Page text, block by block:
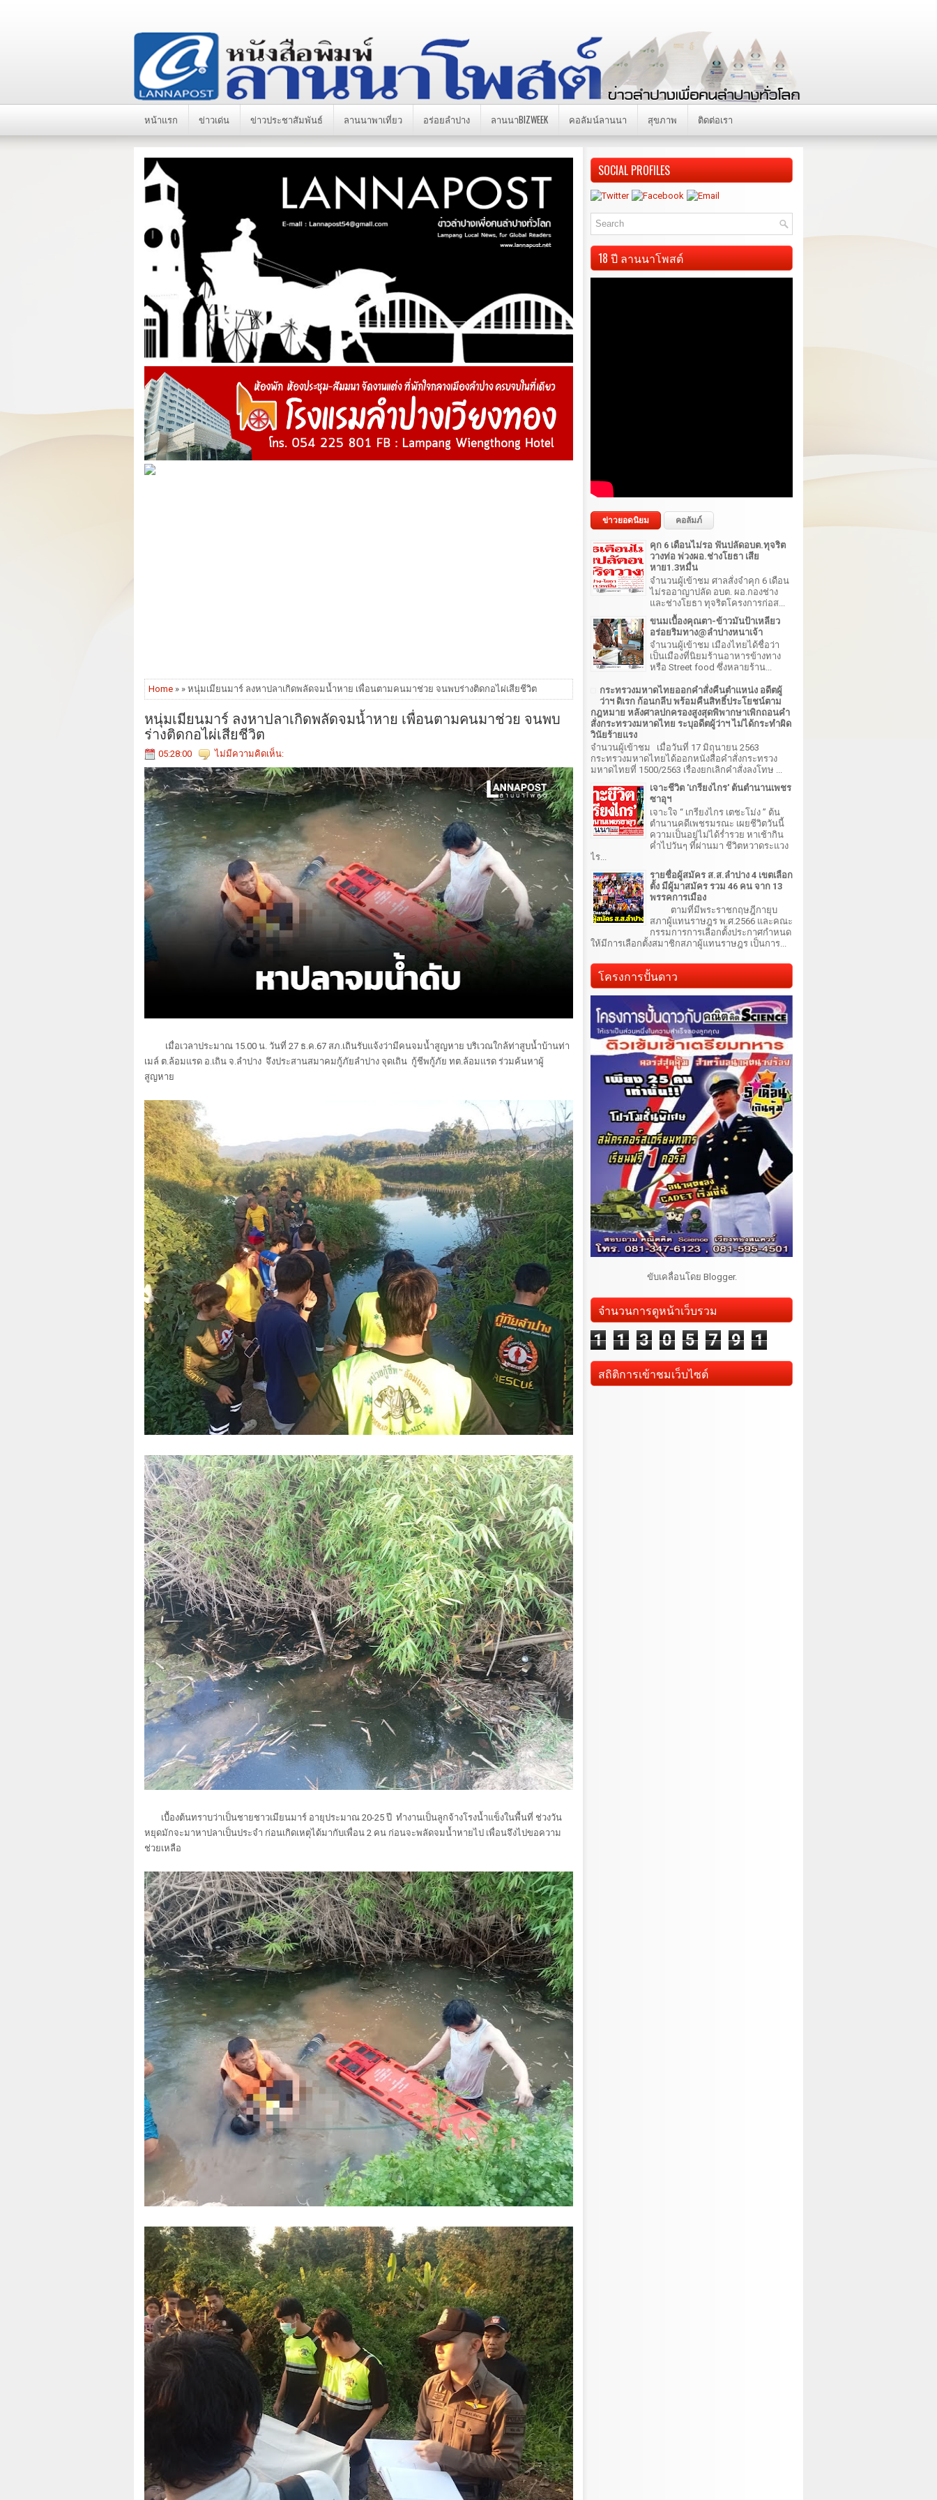
หน้าแรก ข่าวเด่น ข่าวประชาสัมพันธ์ ลานนาพาเที่ยว อร่อยลำปาง ลานนาBIZWEEK คอลัมน์ลานนา สุขภาพ ติดต่อเรา
Home » » หนุ่มเมียนมาร์ ลงหาปลาเกิดพลัดจมน้ำหาย เพื่อนตามคนมาช่วย จนพบร่างติดกอไผ่เสียชีวิต
หนุ่มเมียนมาร์ ลงหาปลาเกิดพลัดจมน้ำหาย เพื่อนตามคนมาช่วย จนพบ
ร่างติดกอไผ่เสียชีวิต
05:28:00 ไม่มีความคิดเห็น:
เมื่อเวลาประมาณ 15.00 น. วันที่ 27 ธ.ค.67 สภ.เถินรับแจ้งว่ามีคนจมน้ำสูญหาย บริเวณใกล้ท่าสูบน้ำบ้านท่า
เมล์ ต.ล้อมแรด อ.เถิน จ.ลำปาง จึงประสานสมาคมกู้ภัยลำปาง จุดเถิน กู้ชีพกู้ภัย ทต.ล้อมแรด ร่วมค้นหาผู้
สูญหาย
เบื้องต้นทราบว่าเป็นชายชาวเมียนมาร์ อายุประมาณ 20-25 ปี ทำงานเป็นลูกจ้างโรงน้ำแข็งในพื้นที่ ช่วงวัน
หยุดมักจะมาหาปลาเป็นประจำ ก่อนเกิดเหตุได้มากับเพื่อน 2 คน ก่อนจะพลัดจมน้ำหายไป เพื่อนจึงไปขอความ
ช่วยเหลือ
SOCIAL PROFILES
18 ปี ลานนาโพสต์
ข่าวยอดนิยม คอลัมภ์
คุก 6 เดือนไม่รอ ฟันปลัดอบต.ทุจริต
วางท่อ พ่วงผอ.ช่างโยธา เสีย
หาย1.3หมื่น
จำนวนผู้เข้าชม ศาลสั่งจำคุก 6 เดือน
ไม่รออาญาปลัด อบต. ผอ.กองช่าง
และช่างโยธา ทุจริตโครงการก่อส...
ขนมเบื้องคุณตา-ข้าวมันป้าเหลียว
อร่อยริมทาง@ลำปางหนาเจ้า
จำนวนผู้เข้าชม เมืองไทยได้ชื่อว่า
เป็นเมืองที่นิยมร้านอาหารข้างทาง
หรือ Street food ซึ่งหลายร้าน...
กระทรวงมหาดไทยออกคำสั่งคืนตำแหน่ง อดีตผู้
ว่าฯ ดิเรก ก้อนกลีบ พร้อมคืนสิทธิ์ประโยชน์ตาม
กฎหมาย หลังศาลปกครองสูงสุดพิพากษาเพิกถอนคำ
สั่งกระทรวงมหาดไทย ระบุอดีตผู้ว่าฯ ไม่ได้กระทำผิด
วินัยร้ายแรง
จำนวนผู้เข้าชม เมื่อวันที่ 17 มิถุนายน 2563
กระทรวงมหาดไทยได้ออกหนังสือคำสั่งกระทรวง
มหาดไทยที่ 1500/2563 เรื่องยกเลิกคำสั่งลงโทษ ...
เจาะชีวิต 'เกรียงไกร' ต้นตำนานเพชร
ซาอุฯ
เจาะใจ “ เกรียงไกร เตชะโม่ง ” ต้น
ตำนานคดีเพชรมรณะ เผยชีวิตวันนี้
ความเป็นอยู่ไม่ได้ร่ำรวย หาเช้ากิน
ค่ำไปวันๆ ที่ผ่านมา ชีวิตหวาดระแวง
ไร...
รายชื่อผู้สมัคร ส.ส.ลำปาง 4 เขตเลือก
ตั้ง มีผู้มาสมัคร รวม 46 คน จาก 13
พรรคการเมือง
ตามที่มีพระราชกฤษฎีกายุบ
สภาผู้แทนราษฎร พ.ศ.2566 และคณะ
กรรมการการเลือกตั้งประกาศกำหนด
ให้มีการเลือกตั้งสมาชิกสภาผู้แทนราษฎร เป็นการ...
โครงการปั้นดาว
ขับเคลื่อนโดย Blogger.
จำนวนการดูหน้าเว็บรวม
1 1 3 0 5 7 9 1
สถิติการเข้าชมเว็บไซต์